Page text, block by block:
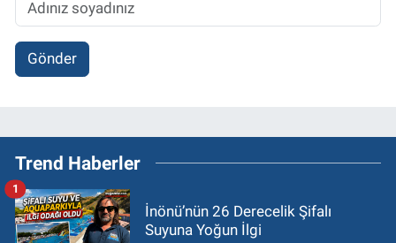
Gönder
Trend Haberler
İnönü’nün 26 Derecelik Şifalı
Suyuna Yoğun İlgi
1